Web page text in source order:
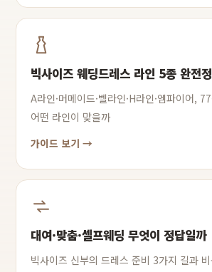
빅사이즈 웨딩드레스 라인 5종 완전
A라인·머메이드·벨라인·H라인·엠파이어,
어떤 라인이 맞을까
가이드 보기 →
대여·맞춤·셀프웨딩 무엇이 정답일까
빅사이즈 신부의 드레스 준비 3가지 길과 비